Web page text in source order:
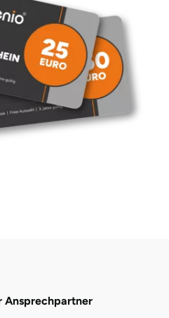
Ansprechpartner